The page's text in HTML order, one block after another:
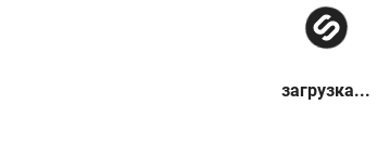
загрузка...